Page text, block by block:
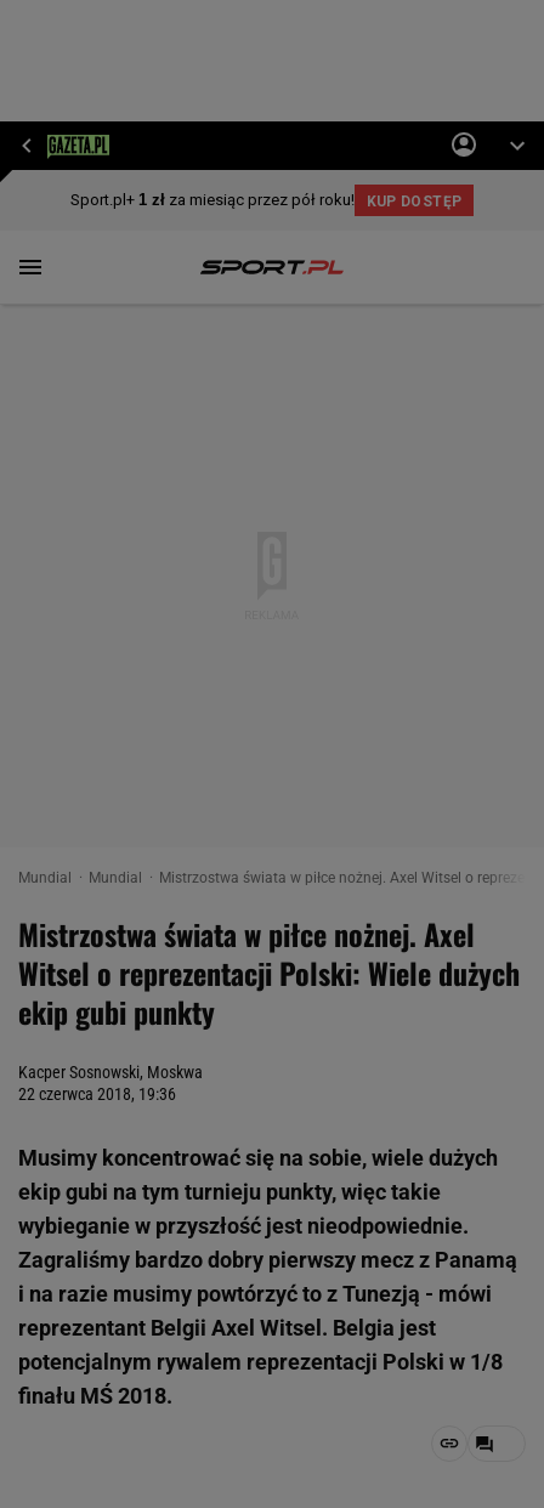
Mundial Mundial Mistrzostwa świata w piłce nożnej. Axel Witsel o
Mistrzostwa świata w piłce nożnej. Axel
Witsel o reprezentacji Polski: Wiele dużych
ekip gubi punkty
Kacper Sosnowski, Moskwa
22 czerwca 2018, 19:36
Musimy koncentrować się na sobie, wiele dużych
ekip gubi na tym turnieju punkty, więc takie
wybieganie w przyszłość jest nieodpowiednie.
Zagraliśmy bardzo dobry pierwszy mecz z Panamą
i na razie musimy powtórzyć to z Tunezją - mówi
reprezentant Belgii Axel Witsel. Belgia jest
potencjalnym rywalem reprezentacji Polski w 1/8
finału MŚ 2018.